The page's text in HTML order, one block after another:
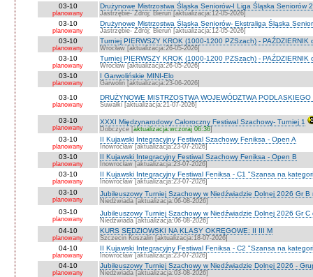
03-10
planowany
Drużynowe Mistrzostwa Śląska Seniorów-I Liga Śląska Seniorów
Jastrzębie- Zdrój; Bieruń [aktualizacja:12-05-2026]
03-10
planowany
Drużynowe Mistrzostwa Śląska Seniorów- Ekstraliga Śląska
Jastrzębie- Zdrój; Bieruń [aktualizacja:12-05-2026]
03-10
planowany
Turniej PIERWSZY KROK (1000-1200 PZSzach) - PAŹDZIERNIK
Wrocław [aktualizacja:26-05-2026]
03-10
planowany
Turniej PIERWSZY KROK (1000-1200 PZSzach) - PAŹDZIERNIK
Wrocław [aktualizacja:26-05-2026]
03-10
planowany
I Garwolińskie MINI-Elo
Garwolin [aktualizacja:23-06-2026]
03-10
planowany
DRUŻYNOWE MISTRZOSTWA WOJEWÓDZTWA
Suwałki [aktualizacja:21-07-2026]
03-10
planowany
XXXI Międzynarodowy Całoroczny Festiwal Szachowy- Turniej 1
Dobczyce [aktualizacja:wczoraj 06:36]
03-10
planowany
II Kujawski Integracyjny Festiwal Szachowy Feniksa - Open A
Inowrocław [aktualizacja:23-07-2026]
03-10
planowany
II Kujawski Integracyjny Festiwal Szachowy Feniksa - Open B
Inowrocław [aktualizacja:23-07-2026]
03-10
planowany
II Kujawski Integracyjny Festiwal Feniksa - C1 "Szansa na
Inowrocław [aktualizacja:23-07-2026]
03-10
planowany
Jubileuszowy Turniej Szachowy w Niedźwiadzie Dolnej 2026 Gr
Niedźwiada [aktualizacja:06-08-2026]
03-10
planowany
Jubileuszowy Turniej Szachowy w Niedźwiadzie Dolnej 2026 Gr
Niedźwiada [aktualizacja:06-08-2026]
04-10
planowany
KURS SĘDZIOWSKI NA KLASY OKRĘGOWE: II III M
Szczecin Koszalin [aktualizacja:18-07-2026]
04-10
planowany
II Kujawski Integracyjny Festiwal Feniksa - C2 "Szansa na
Inowrocław [aktualizacja:23-07-2026]
04-10
planowany
Jubileuszowy Turniej Szachowy w Niedźwiadzie Dolnej 2026 -
Niedżwiada [aktualizacja:03-08-2026]